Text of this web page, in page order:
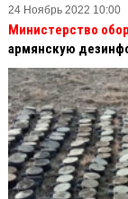
24 Ноябрь 2022 10:00
Министерство
армянскую